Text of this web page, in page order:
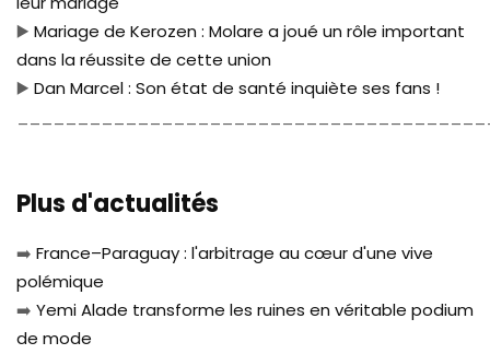
▶️ Mariage de Kerozen : Molare a joué un rôle important
dans la réussite de cette union
▶️ Dan Marcel : Son état de santé inquiète ses fans !
Plus d'actualités
➡️ France–Paraguay : l'arbitrage au cœur d'une vive
polémique
➡️ Yemi Alade transforme les ruines en véritable podium
de mode